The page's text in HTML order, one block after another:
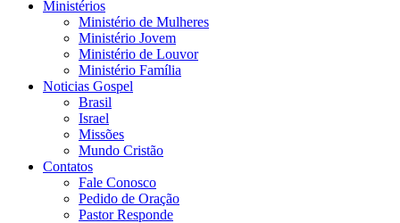
Ministérios
Ministério de Mulheres
Ministério Jovem
Ministério de Louvor
Ministério Família
Noticias Gospel
Brasil
Israel
Missões
Mundo Cristão
Contatos
Fale Conosco
Pedido de Oração
Pastor Responde